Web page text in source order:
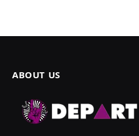
ABOUT US